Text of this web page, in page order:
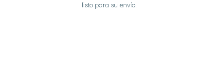
listo para su envío.